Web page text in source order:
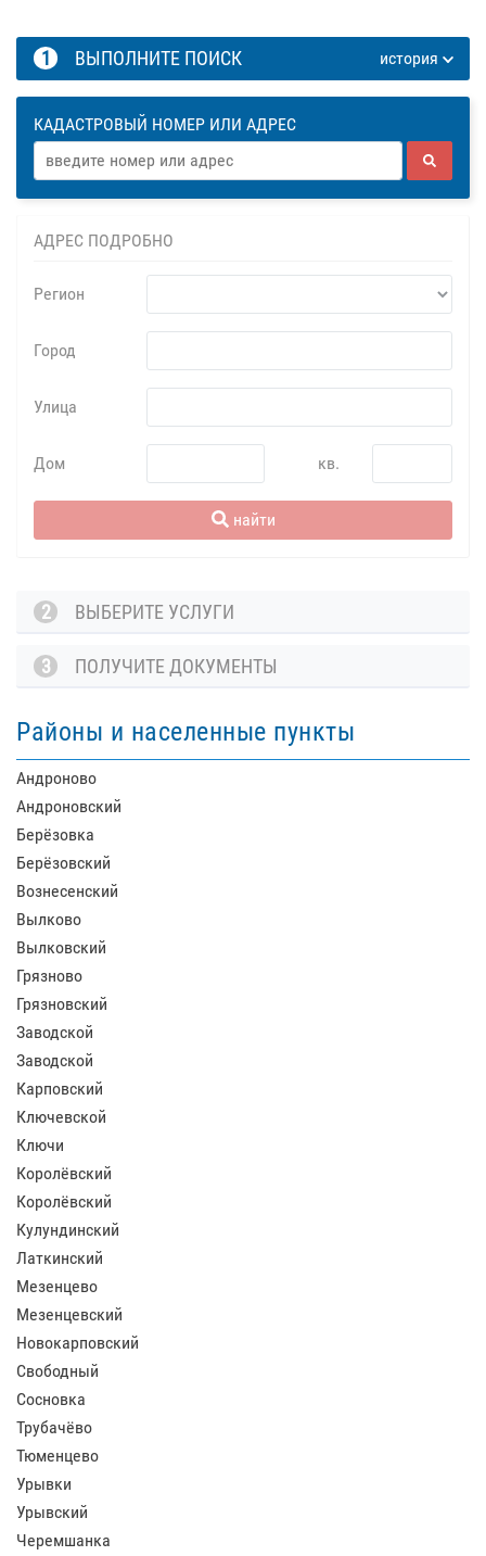
1 ВЫПОЛНИТЕ ПОИСК история
КАДАСТРОВЫЙ НОМЕР ИЛИ АДРЕС
АДРЕС ПОДРОБНО
Регион
Город
Улица
Дом кв.
найти
2 ВЫБЕРИТЕ УСЛУГИ
3 ПОЛУЧИТЕ ДОКУМЕНТЫ
Районы и населенные пункты
Андроново
Андроновский
Берёзовка
Берёзовский
Вознесенский
Вылково
Вылковский
Грязново
Грязновский
Заводской
Заводской
Карповский
Ключевской
Ключи
Королёвский
Королёвский
Кулундинский
Латкинский
Мезенцево
Мезенцевский
Новокарповский
Свободный
Сосновка
Трубачёво
Тюменцево
Урывки
Урывский
Черемшанка